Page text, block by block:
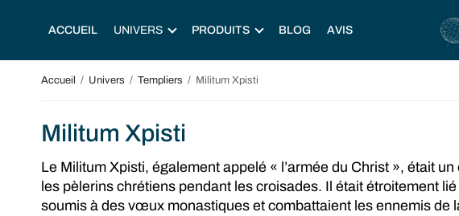
ACCUEIL UNIVERS PRODUITS BLOG AVIS
Accueil / Univers / Templiers / Militum Xpisti
Militum Xpisti
Le Militum Xpisti, également appelé « l’armée du Christ », était
les pèlerins chrétiens pendant les croisades. Il était étroitement
soumis à des vœux monastiques et combattaient les ennemis de